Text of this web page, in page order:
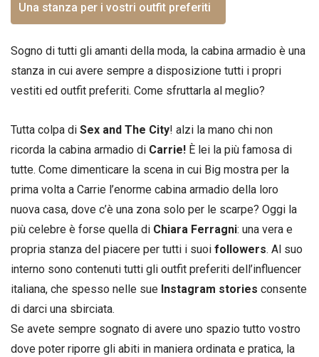
Una stanza per i vostri outfit preferiti
Sogno di tutti gli amanti della moda, la cabina armadio è una
stanza in cui avere sempre a disposizione tutti i propri
vestiti ed outfit preferiti. Come sfruttarla al meglio?
Tutta colpa di Sex and The City! alzi la mano chi non
ricorda la cabina armadio di Carrie! È lei la più famosa di
tutte. Come dimenticare la scena in cui Big mostra per la
prima volta a Carrie l’enorme cabina armadio della loro
nuova casa, dove c’è una zona solo per le scarpe? Oggi la
più celebre è forse quella di Chiara Ferragni: una vera e
propria stanza del piacere per tutti i suoi followers. Al suo
interno sono contenuti tutti gli outfit preferiti dell’influencer
italiana, che spesso nelle sue Instagram stories consente
di darci una sbirciata.
Se avete sempre sognato di avere uno spazio tutto vostro
dove poter riporre gli abiti in maniera ordinata e pratica, la